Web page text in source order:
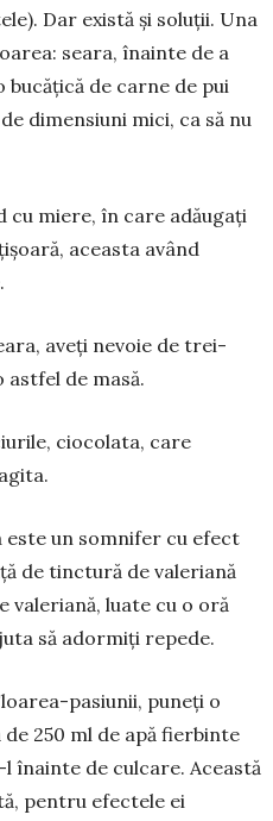
Dar există și soluții. Una
seara, înainte de a
de carne de pui
dimensiuni mici, ca să nu
cu miere, în care adăugați
aceasta având
aveți nevoie de trei-
de masă.
ciocolata, care
este un somnifer cu efect
de tinctură de valeriană
valeriană, luate cu o oră
să adormiți repede.
pasiunii, puneți o
250 ml de apă fierbinte
înainte de culcare. Această
pentru efectele ei